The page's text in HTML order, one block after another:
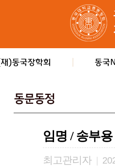
임명 / 송부
최고관리자